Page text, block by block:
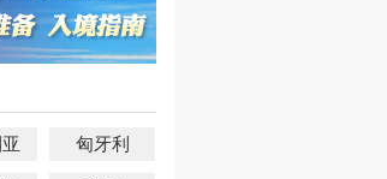
匈牙利